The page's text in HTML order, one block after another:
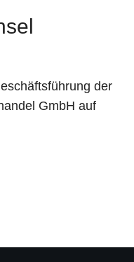
der
GmbH auf